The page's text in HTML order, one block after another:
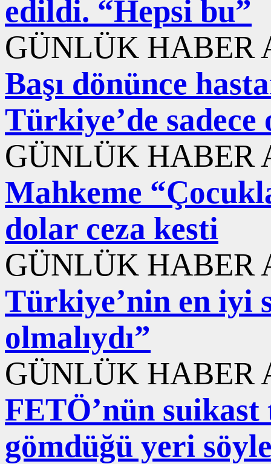
edildi. “Hepsi bu”
GÜNLÜK HABER
Başı dönünce
Türkiye’de sadece
GÜNLÜK HABER
Mahkeme
dolar ceza kesti
GÜNLÜK HABER
Türkiye’nin en iyi
olmalıydı”
GÜNLÜK HABER
FETÖ’nün
gömdüğü yeri